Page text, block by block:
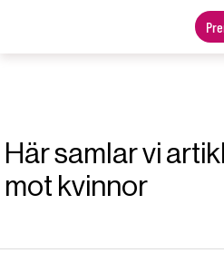
Här samlar vi
mot kvinnor